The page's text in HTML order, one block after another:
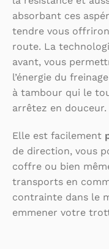
absorbant ces
tendre vous
route. La
avant, vous
l’énergie du
à tambour qui le
arrêtez en douceur.
Elle est facilement
de direction, vous
coffre ou bien
transports en
contrainte dans le
emmener votre